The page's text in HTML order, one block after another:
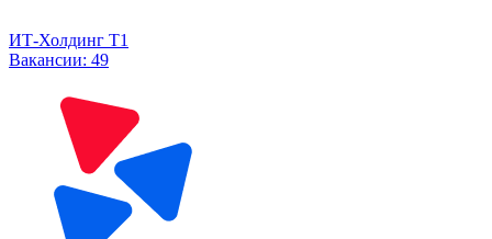
ИТ-Холдинг Т1
Вакансии: 49